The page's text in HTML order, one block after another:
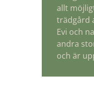
allt
trädgård
Evi och
andra
och är